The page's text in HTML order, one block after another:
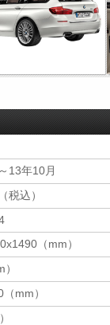
13年10月
税込）
（mm）
mm）